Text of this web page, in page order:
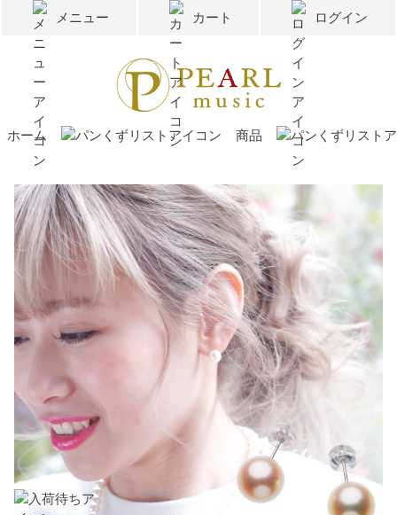
メニュー カート ログイン
ホーム 商品